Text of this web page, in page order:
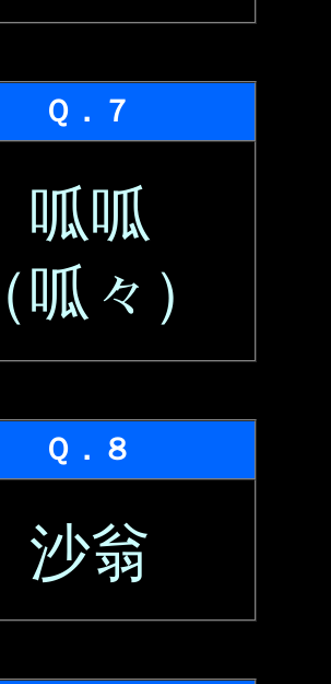
Ｑ．７
呱呱
（呱々）
Ｑ．８
沙翁